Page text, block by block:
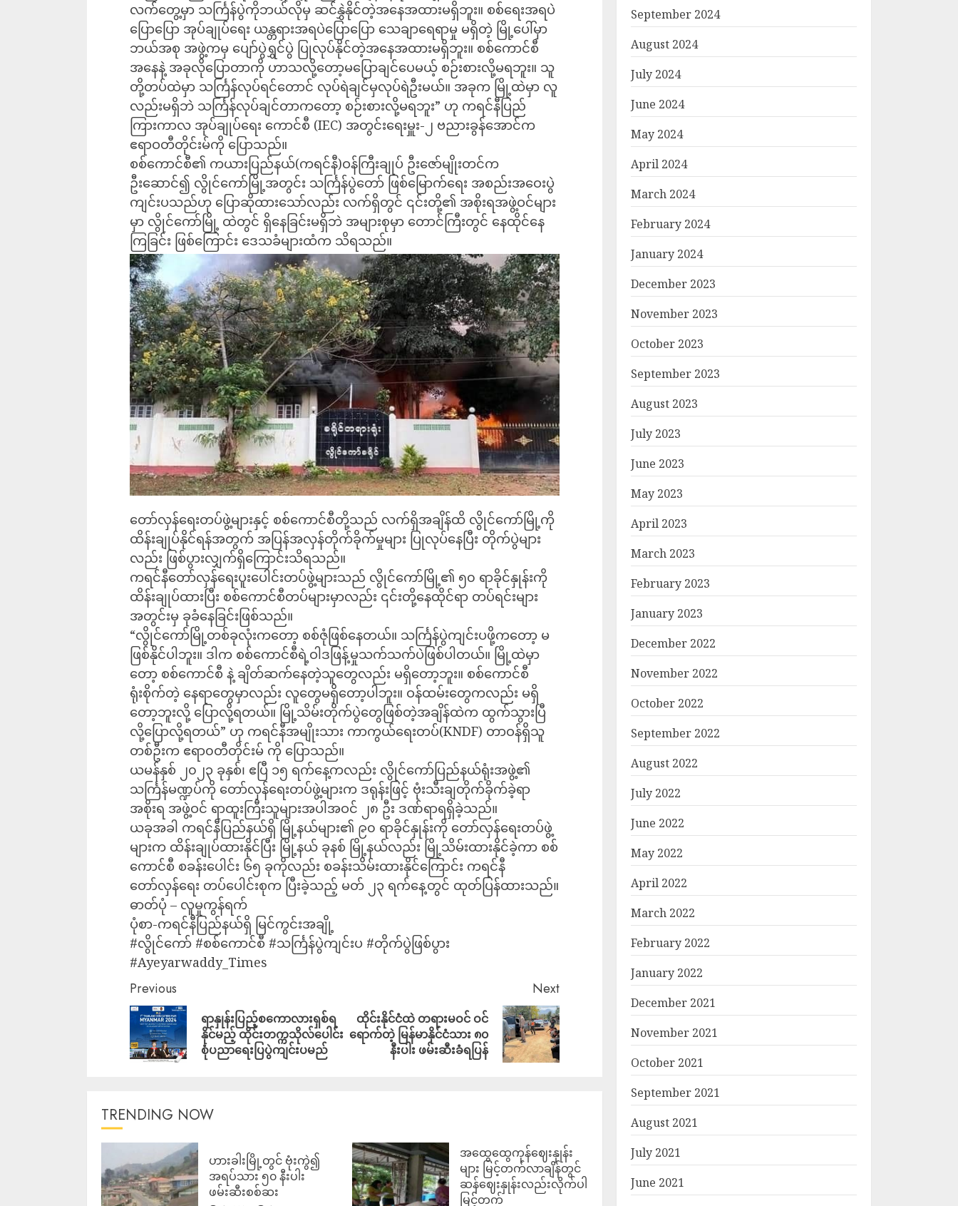
လက်တွေ့မှာ သင်္ကြန်ပွဲကိုဘယ်လိုမှ ဆင်နွှဲနိုင်တဲ့အနေအထားမရှိဘူး။ စစ်ရေးအရပဲ
ပြောပြော အုပ်ချုပ်ရေး ယန္တရားအရပဲပြောပြော သေချာရေရာမှု မရှိတဲ့ မြို့ပေါ်မှာ
ဘယ်အစု အဖွဲ့ကမှ ပျော်ပွဲရွှင်ပွဲ ပြုလုပ်နိုင်တဲ့အနေအထားမရှိဘူး။ စစ်ကောင်စီ
အနေနဲ့ အခုလိုပြောတာကို ဟာသလို့တော့မပြောချင်ပေမယ့် စဉ်းစားလို့မရဘူး။ သူ
တို့တပ်ထဲမှာ သင်္ကြန်လုပ်ရင်တောင် လုပ်ရဲချင်မှလုပ်ရဲဦးမယ်။ အခုက မြို့ထဲမှာ လူ
လည်းမရှိဘဲ သင်္ကြန်လုပ်ချင်တာကတော့ စဉ်းစားလို့မရဘူး” ဟု ကရင်နီပြည်
ကြားကာလ အုပ်ချုပ်ရေး ကောင်စီ (IEC) အတွင်းရေးမှူး-၂ ဗညားခွန်အောင်က
ဧရာဝတီတိုင်းမ်ကို ပြောသည်။
စစ်ကောင်စီ၏ ကယားပြည်နယ်(ကရင်နီ)ဝန်ကြီးချုပ် ဦးဇော်မျိုးတင်က
ဦးဆောင်၍ လွိုင်ကော်မြို့အတွင်း သင်္ကြန်ပွဲတော် ဖြစ်မြောက်ရေး အစည်းအဝေးပွဲ
ကျင်းပသည်ဟု ပြောဆို‌ထားသော်လည်း လက်ရှိတွင် ၎င်းတို့၏ အစိုးရအဖွဲ့ဝင်များ
မှာ လွိုင်ကော်မြို့ ထဲတွင် ရှိနေခြင်းမရှိဘဲ အများစုမှာ တောင်ကြီးတွင် နေထိုင်‌နေ
ကြခြင်း ဖြစ်ကြောင်း ဒေသခံများထံက သိရသည်။
တော်လှန်ရေးတပ်ဖွဲ့များနှင့် စစ်ကောင်စီတို့သည် လက်ရှိအချိန်ထိ လွိုင်ကော်မြို့ကို
ထိန်းချုပ်နိုင်ရန်အတွက် အပြန်အလှန်တိုက်ခိုက်မှုများ ပြုလုပ်နေပြီး တိုက်ပွဲများ
လည်း ဖြစ်ပွားလျှက်ရှိကြောင်းသိရသည်။
ကရင်နီတော်လှန်ရေးပူးပေါင်းတပ်ဖွဲ့များသည် လွိုင်ကော်မြို့၏ ၅၀ ရာခိုင်နှုန်းကို
ထိန်းချုပ်ထားပြီး စစ်ကောင်စီတပ်များမှာလည်း ၎င်းတို့နေထိုင်ရာ တပ်ရင်းများ
အတွင်းမှ ခုခံနေခြင်းဖြစ်သည်။
“လွိုင်ကော်မြို့တစ်ခုလုံးကတော့ စစ်ဇုံဖြစ်နေတယ်။ သင်္ကြန်ပွဲကျင်းပဖို့ကတော့ မ
ဖြစ်နိုင်ပါဘူး။ ဒါက စစ်ကောင်စီရဲ့ဝါဒဖြန့်မှုသက်သက်ပဲဖြစ်ပါတယ်။ မြို့ထဲမှာ
တော့ စစ်ကောင်စီ နဲ့ ချိတ်ဆက်နေတဲ့သူတွေလည်း မရှိတော့ဘူး။ စစ်ကောင်စီ
ရုံးစိုက်တဲ့ နေရာတွေမှာလည်း လူတွေမရှိတော့ပါဘူး။ ဝန်ထမ်းတွေကလည်း မရှိ
တော့ဘူးလို့ ပြောလို့ရတယ်။ မြို့သိမ်းတိုက်ပွဲတွေဖြစ်တဲ့အချိန်ထဲက ထွက်သွားပြီ
လို့ပြောလို့ရတယ်” ဟု ကရင်နီအမျိုးသား ကာကွယ်ရေးတပ်(KNDF) တာဝန်ရှိသူ
တစ်ဦးက ဧရာ၀တီတိုင်းမ် ကို ပြောသည်။
ယမန်နှစ် ၂၀၂၃ ခုနှစ်၊ ဧပြီ ၁၅ ရက်နေ့ကလည်း လွိုင်ကော်ပြည်နယ်ရုံးအဖွဲ့၏
သင်္ကြန်မဏ္ဍပ်ကို တော်လှန်ရေးတပ်ဖွဲ့များက ဒရုန်းဖြင့် ဗုံးသီးချတိုက်ခိုက်ခဲ့ရာ
အစိုးရ အဖွဲ့ဝင် ရာထူးကြီးသူများအပါအဝင် ၂၈ ဦး ဒဏ်ရာရရှိခဲ့သည်။
ယခုအခါ ကရင်နီပြည်နယ်ရှိ မြို့နယ်များ၏ ၉၀ ရာခိုင်နှုန်းကို တော်လှန်ရေးတပ်ဖွဲ့
များက ထိန်းချုပ်ထားနိုင်ပြီး မြို့နယ် ခုနစ် မြို့နယ်လည်း မြို့သိမ်းထားနိုင်ခဲ့ကာ စစ်
ကောင်စီ စခန်းပေါင်း ၆၅ ခုကိုလည်း စခန်းသိမ်းထားနိုင်ကြောင်း ကရင်နီ
တော်လှန်ရေး တပ်ပေါင်းစုက ပြီးခဲ့သည့် မတ် ၂၃ ရက်နေ့တွင် ထုတ်ပြန်ထားသည်။
ဓာတ်ပုံ – လူမှုကွန်ရက်
ပုံစာ-ကရင်နီပြည်နယ်ရှိ မြင်ကွင်းအချို့
#လွိုင်ကော် #စစ်ကောင်စီ #သင်္ကြန်ပွဲကျင်းပ #တိုက်ပွဲဖြစ်ပွား
#Ayeyarwaddy_Times
Previous
ရာနှုန်းပြည့်စကောလားရှစ်ရ
နိုင်မည့် ထိုင်းတက္ကသိုလ်ပေါင်း
စုံပညာရေးပြပွဲကျင်းပမည်
Next
ထိုင်းနိုင်ငံထဲ တရားမဝင် ဝင်
ရောက်တဲ့ မြန်မာနိုင်ငံသား ၈၀
နီးပါး ဖမ်းဆီးခံရပြန်
TRENDING NOW
ဟားခါးမြို့တွင် ဗုံးကွဲ၍
အရပ်သား ၅၀ နီးပါး
ဖမ်းဆီးစစ်ဆး
အထွေထွေကုန်ဈေးနှုန်း
များ မြင့်တက်လာချိန်တွင်
ဆန်ဈေးနှုန်းလည်းလိုက်ပါ
မြင့်တက်
September 2024
August 2024
July 2024
June 2024
May 2024
April 2024
March 2024
February 2024
January 2024
December 2023
November 2023
October 2023
September 2023
August 2023
July 2023
June 2023
May 2023
April 2023
March 2023
February 2023
January 2023
December 2022
November 2022
October 2022
September 2022
August 2022
July 2022
June 2022
May 2022
April 2022
March 2022
February 2022
January 2022
December 2021
November 2021
October 2021
September 2021
August 2021
July 2021
June 2021